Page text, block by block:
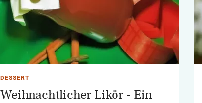
DESSERT
Weihnachtlicher Likör - Ein